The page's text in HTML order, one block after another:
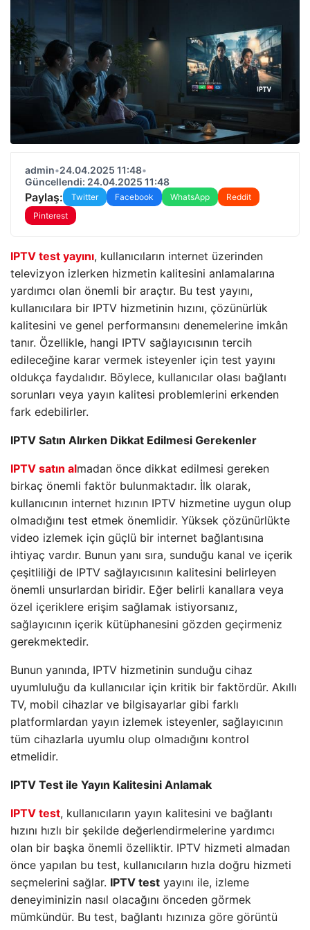
admin•24.04.2025 11:48•
Güncellendi: 24.04.2025 11:48
Paylaş: Twitter Facebook WhatsApp
Reddit
Pinterest
IPTV test yayını, kullanıcıların internet üzerinden
televizyon izlerken hizmetin kalitesini anlamalarına
yardımcı olan önemli bir araçtır. Bu test yayını,
kullanıcılara bir IPTV hizmetinin hızını, çözünürlük
kalitesini ve genel performansını denemelerine imkân
tanır. Özellikle, hangi IPTV sağlayıcısının tercih
edileceğine karar vermek isteyenler için test yayını
oldukça faydalıdır. Böylece, kullanıcılar olası bağlantı
sorunları veya yayın kalitesi problemlerini erkenden
fark edebilirler.
IPTV Satın Alırken Dikkat Edilmesi Gerekenler
IPTV satın almadan önce dikkat edilmesi gereken
birkaç önemli faktör bulunmaktadır. İlk olarak,
kullanıcının internet hızının IPTV hizmetine uygun olup
olmadığını test etmek önemlidir. Yüksek çözünürlükte
video izlemek için güçlü bir internet bağlantısına
ihtiyaç vardır. Bunun yanı sıra, sunduğu kanal ve içerik
çeşitliliği de IPTV sağlayıcısının kalitesini belirleyen
önemli unsurlardan biridir. Eğer belirli kanallara veya
özel içeriklere erişim sağlamak istiyorsanız,
sağlayıcının içerik kütüphanesini gözden geçirmeniz
gerekmektedir.
Bunun yanında, IPTV hizmetinin sunduğu cihaz
uyumluluğu da kullanıcılar için kritik bir faktördür. Akıllı
TV, mobil cihazlar ve bilgisayarlar gibi farklı
platformlardan yayın izlemek isteyenler, sağlayıcının
tüm cihazlarla uyumlu olup olmadığını kontrol
etmelidir.
IPTV Test ile Yayın Kalitesini Anlamak
IPTV test, kullanıcıların yayın kalitesini ve bağlantı
hızını hızlı bir şekilde değerlendirmelerine yardımcı
olan bir başka önemli özelliktir. IPTV hizmeti almadan
önce yapılan bu test, kullanıcıların hızla doğru hizmeti
seçmelerini sağlar. IPTV test yayını ile, izleme
deneyiminizin nasıl olacağını önceden görmek
mümkündür. Bu test, bağlantı hızınıza göre görüntü